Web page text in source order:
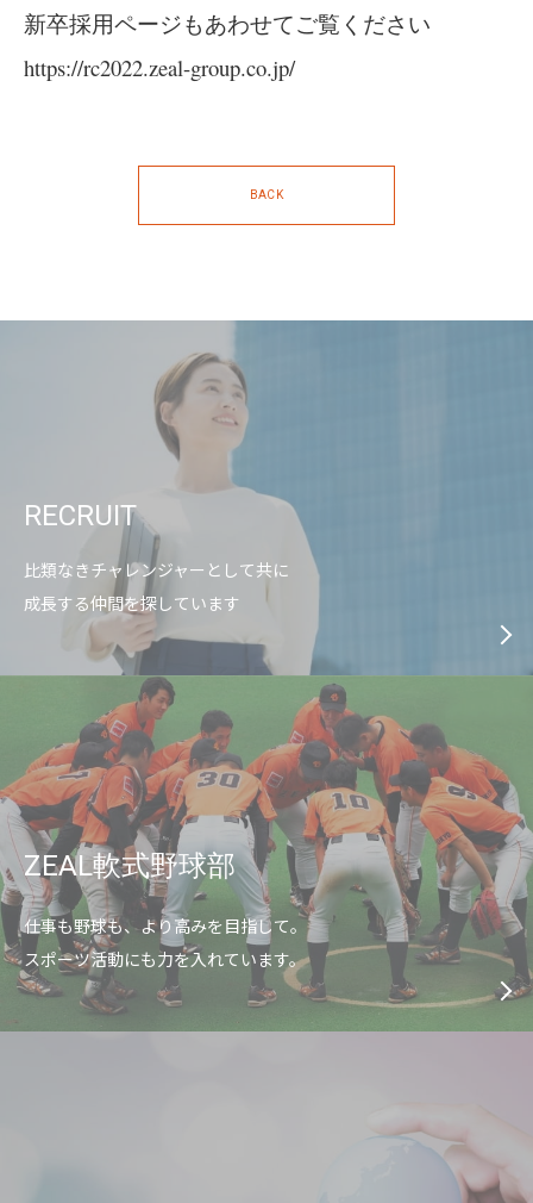
新卒採用ページもあわせてご覧ください
https://rc2022.zeal-group.co.jp/
BACK
RECRUIT
比類なきチャレンジャーとして共に
成長する仲間を探しています
ZEAL軟式野球部
仕事も野球も、より高みを目指して。
スポーツ活動にも力を入れています。